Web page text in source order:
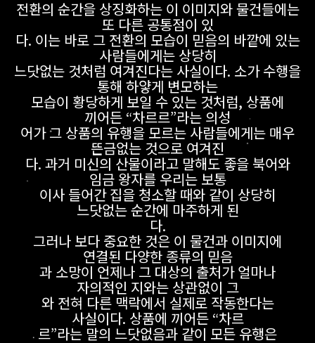
전환의 순간을 상징화하는 이 이미지와 물건들에는
또 다른 공통점이 있
다. 이는 바로 그 전환의 모습이 믿음의 바깥에 있는
사람들에게는 상당히
느닷없는 것처럼 여겨진다는 사실이다. 소가 수행을
통해 하얗게 변모하는
모습이 황당하게 보일 수 있는 것처럼, 상품에
끼어든 “차르르”라는 의성
어가 그 상품의 유행을 모르는 사람들에게는 매우
뜬금없는 것으로 여겨진
다. 과거 미신의 산물이라고 말해도 좋을 북어와
임금 왕자를 우리는 보통
이사 들어간 집을 청소할 때와 같이 상당히
느닷없는 순간에 마주하게 된
다.
그러나 보다 중요한 것은 이 물건과 이미지에
연결된 다양한 종류의 믿음
과 소망이 언제나 그 대상의 출처가 얼마나
자의적인 지와는 상관없이 그
와 전혀 다른 맥락에서 실제로 작동한다는
사실이다. 상품에 끼어든 “차르
르”라는 말의 느닷없음과 같이 모든 유행은